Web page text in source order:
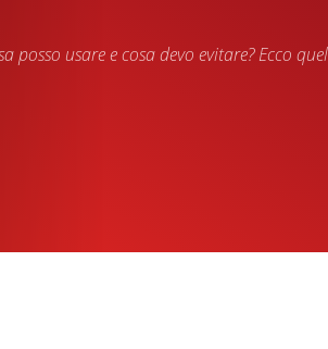
usare e cosa devo evitare? Ecco